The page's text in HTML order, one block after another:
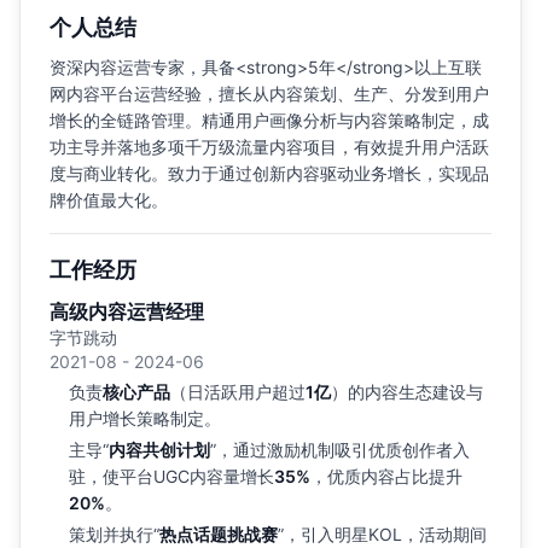
个人总结
资深内容运营专家，具备<strong>5年</strong>以上互联
网内容平台运营经验，擅长从内容策划、生产、分发到用户
增长的全链路管理。精通用户画像分析与内容策略制定，成
功主导并落地多项千万级流量内容项目，有效提升用户活跃
度与商业转化。致力于通过创新内容驱动业务增长，实现品
牌价值最大化。
工作经历
高级内容运营经理
字节跳动
2021-08 - 2024-06
负责核心产品 （日活跃用户超过1亿）的内容生态建设与
用户增长策略制定。
主导“内容共创计划”，通过激励机制吸引优质创作者入
驻，使平台UGC内容量增长35% ，优质内容占比提升
20%。
策划并执行“热点话题挑战赛”，引入明星KOL，活动期间